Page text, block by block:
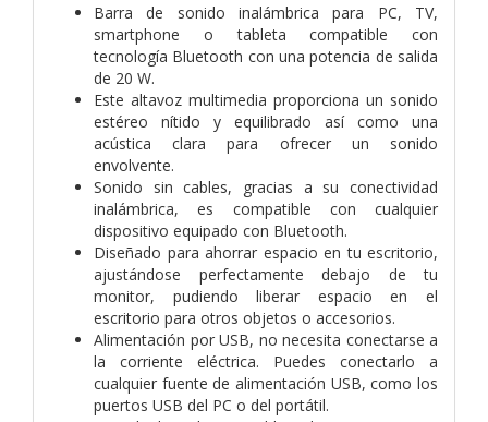
Barra de sonido inalámbrica para PC, TV,
smartphone o tableta compatible con
tecnología Bluetooth con una potencia de salida
de 20 W.
Este altavoz multimedia proporciona un sonido
estéreo nítido y equilibrado así como una
acústica clara para ofrecer un sonido
envolvente.
Sonido sin cables, gracias a su conectividad
inalámbrica, es compatible con cualquier
dispositivo equipado con Bluetooth.
Diseñado para ahorrar espacio en tu escritorio,
ajustándose perfectamente debajo de tu
monitor, pudiendo liberar espacio en el
escritorio para otros objetos o accesorios.
Alimentación por USB, no necesita conectarse a
la corriente eléctrica. Puedes conectarlo a
cualquier fuente de alimentación USB, como los
puertos USB del PC o del portátil.